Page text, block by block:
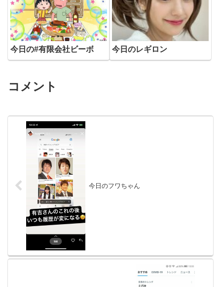
今日の#有限会社ビーボ 今日のレギロン
コメント
今日のフワちゃん